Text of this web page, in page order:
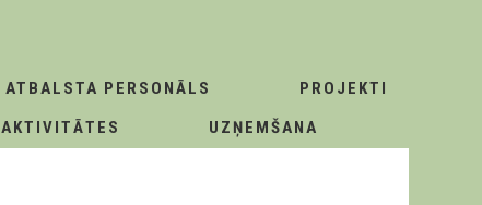
ATBALSTA PERSONĀLS
PROJEKTI
AKTIVITĀTES UZŅEMŠANA